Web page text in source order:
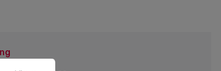
Mehr Informationen ...